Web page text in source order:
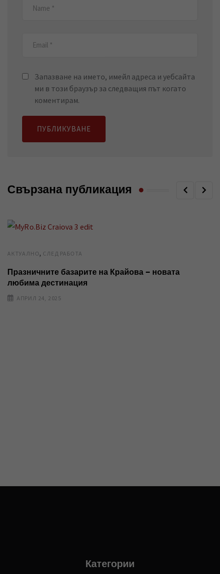
Запазване на името, имейл адреса и уебсайта
ми в този браузър за следващия път когато
коментирам.
Свързана публикация
AКТУАЛНО, СЛЕД РАБОТА
Празничните базарите на Крайова – новата
любима дестинация
АПРИЛ 24, 2025
Категории